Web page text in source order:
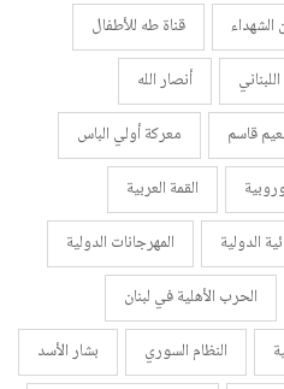
قناة طه للأطفال
أنصار الله
قاسم
معركة أولي الباس
القمة العربية
الدولية
المهرجانات الدولية
الحرب الأهلية في لبنان
النظام السوري
بشار الأسد